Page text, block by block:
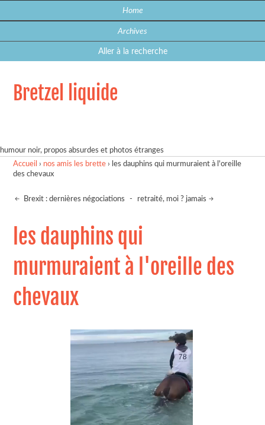
Home
Archives
Aller à la recherche
Bretzel liquide
humour noir, propos absurdes et photos étranges
Accueil › nos amis les brette › les dauphins qui murmuraient à l'oreille
des chevaux
Brexit : dernières négociations - retraité, moi ? jamais
les dauphins qui
murmuraient à l'oreille des
chevaux